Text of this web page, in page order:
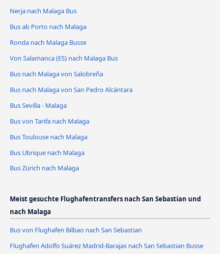
Nerja nach Malaga Bus
Bus ab Porto nach Malaga
Ronda nach Malaga Busse
Von Salamanca (ES) nach Malaga Bus
Bus nach Malaga von Salobreña
Bus nach Malaga von San Pedro Alcántara
Bus Sevilla - Malaga
Bus von Tarifa nach Malaga
Bus Toulouse nach Malaga
Bus Ubrique nach Malaga
Bus Zürich nach Malaga
Meist gesuchte Flughafentransfers nach San Sebastian und
nach Malaga
Bus von Flughafen Bilbao nach San Sebastian
Flughafen Adolfo Suárez Madrid-Barajas nach San Sebastian Busse